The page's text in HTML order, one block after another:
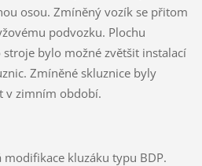
osou. Zmíněný vozík se přitom
podvozku. Plochu
bylo možné zvětšit instalací
Zmíněné skluznice byly
v zimním období.
kluzáku typu BDP.